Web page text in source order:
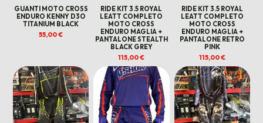
GUANTI MOTO CROSS
ENDURO KENNY D3O
TITANIUM BLACK
55,00€
RIDE KIT 3.5 ROYAL
LEATT COMPLETO
MOTO CROSS
ENDURO MAGLIA +
PANTALONE STEALTH
BLACK GREY
115,00€
RIDE KIT 3.5 ROYAL
LEATT COMPLETO
MOTO CROSS
ENDURO MAGLIA +
PANTALONE RETRO
PINK
115,00€